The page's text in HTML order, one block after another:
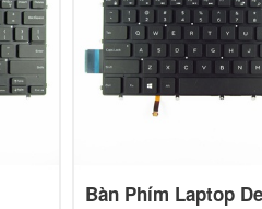
Bàn Phím Laptop